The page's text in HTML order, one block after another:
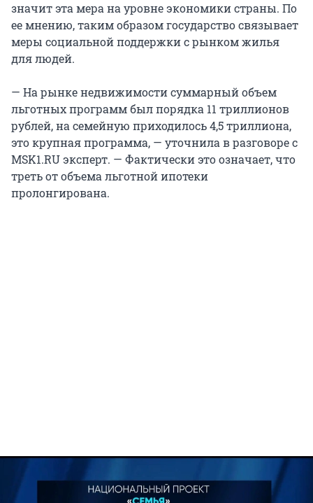
значит эта мера на уровне экономики страны. По
ее мнению, таким образом государство связывает
меры социальной поддержки с рынком жилья
для людей.
— На рынке недвижимости суммарный объем
льготных программ был порядка 11 триллионов
рублей, на семейную приходилось 4,5 триллиона,
это крупная программа, — уточнила в разговоре с
MSK1.RU эксперт. — Фактически это означает, что
треть от объема льготной ипотеки
пролонгирована.